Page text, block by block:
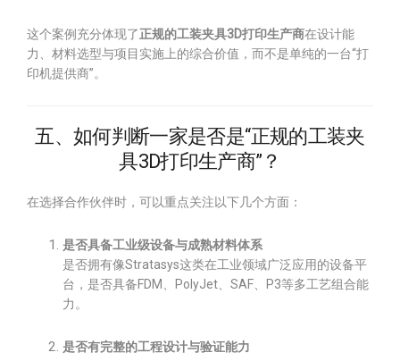
这个案例充分体现了正规的工装夹具3D打印生产商在设计能
力、材料选型与项目实施上的综合价值，而不是单纯的一台“打
印机提供商”。
五、如何判断一家是否是“正规的工装夹
具3D打印生产商”？
在选择合作伙伴时，可以重点关注以下几个方面：
是否具备工业级设备与成熟材料体系
是否拥有像Stratasys这类在工业领域广泛应用的设备平
台，是否具备FDM、PolyJet、SAF、P3等多工艺组合能
力。
是否有完整的工程设计与验证能力